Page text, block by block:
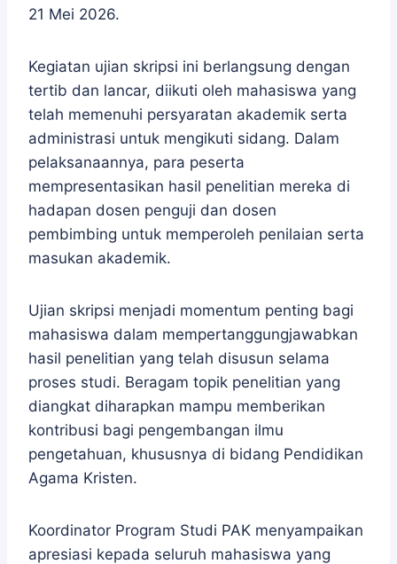
21 Mei 2026.
Kegiatan ujian skripsi ini berlangsung dengan
tertib dan lancar, diikuti oleh mahasiswa yang
telah memenuhi persyaratan akademik serta
administrasi untuk mengikuti sidang. Dalam
pelaksanaannya, para peserta
mempresentasikan hasil penelitian mereka di
hadapan dosen penguji dan dosen
pembimbing untuk memperoleh penilaian serta
masukan akademik.
Ujian skripsi menjadi momentum penting bagi
mahasiswa dalam mempertanggungjawabkan
hasil penelitian yang telah disusun selama
proses studi. Beragam topik penelitian yang
diangkat diharapkan mampu memberikan
kontribusi bagi pengembangan ilmu
pengetahuan, khususnya di bidang Pendidikan
Agama Kristen.
Koordinator Program Studi PAK menyampaikan
apresiasi kepada seluruh mahasiswa yang